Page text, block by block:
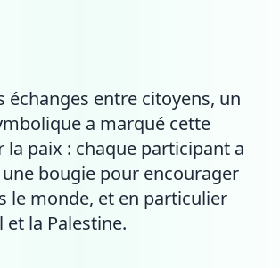
échanges entre citoyens, un
a marqué cette
la paix : chaque participant a
bougie pour encourager
le monde, et en particulier
la Palestine.